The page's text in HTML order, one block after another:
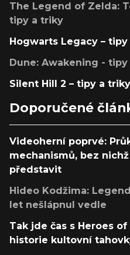
The Legend of Zelda:
tipy a triky
Hogwarts Legacy –
Dune: Awakening -
Silent Hill 2 – tipy a triky
Doporučené
Videoherní poprvé:
mechanismů, bez
představit
Hideo Kodžima:
let nešlápnul vedle
Tak jde čas s Heroes
historie kultovní